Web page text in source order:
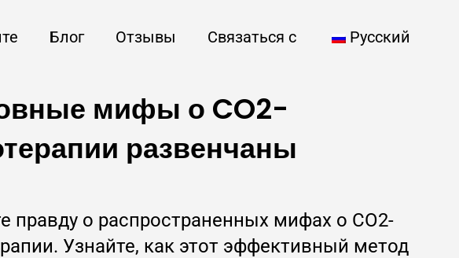
Блог Отзывы Связаться с Русский
мифы о CO2-
развенчаны
правду о распространенных мифах о CO2-
Узнайте, как этот эффективный метод